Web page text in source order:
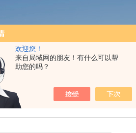
欢迎您！
来自局域网的朋友！有什么可以帮
助您的吗？
我的位置：